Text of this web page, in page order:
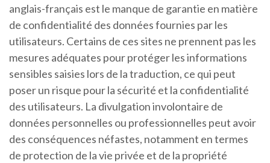
anglais-français est le manque de garantie en matière
de confidentialité des données fournies par les
utilisateurs. Certains de ces sites ne prennent pas les
mesures adéquates pour protéger les informations
sensibles saisies lors de la traduction, ce qui peut
poser un risque pour la sécurité et la confidentialité
des utilisateurs. La divulgation involontaire de
données personnelles ou professionnelles peut avoir
des conséquences néfastes, notamment en termes
de protection de la vie privée et de la propriété